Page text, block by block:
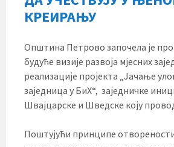
КРЕИРАЊУ
Општина Петрово започела је
будуће визије развоја мјесних
реализације пројекта „Јачање
заједница у БиХ“, заједничке
Швајцарске и Шведске коју
Поштујући принципе